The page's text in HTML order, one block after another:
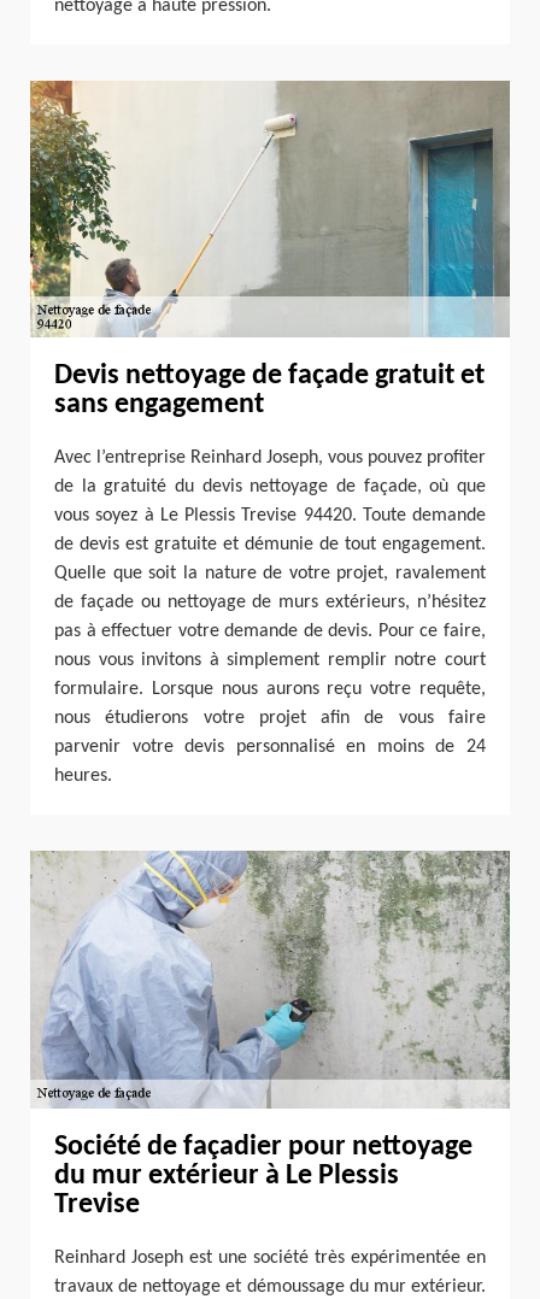
nettoyage à haute pression.
Devis nettoyage de façade gratuit et
sans engagement
Avec l’entreprise Reinhard Joseph, vous pouvez profiter
de la gratuité du devis nettoyage de façade, où que
vous soyez à Le Plessis Trevise 94420. Toute demande
de devis est gratuite et démunie de tout engagement.
Quelle que soit la nature de votre projet, ravalement
de façade ou nettoyage de murs extérieurs, n’hésitez
pas à effectuer votre demande de devis. Pour ce faire,
nous vous invitons à simplement remplir notre court
formulaire. Lorsque nous aurons reçu votre requête,
nous étudierons votre projet afin de vous faire
parvenir votre devis personnalisé en moins de 24
heures.
Société de façadier pour nettoyage
du mur extérieur à Le Plessis
Trevise
Reinhard Joseph est une société très expérimentée en
travaux de nettoyage et démoussage du mur extérieur.